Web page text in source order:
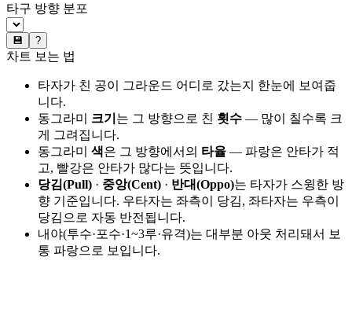
타구 방향 분포
💾 ?
차트 보는 법
타자가 친 공이 그라운드 어디로 갔는지 한눈에 보여줍
니다.
동그라미 크기 는 그 방향으로 친 횟수 — 많이 칠수록 크
게 그려집니다.
동그라미 색은 그 방향에서의 타율 — 파랑은 안타가 적
고, 빨강은 안타가 많다는 뜻입니다.
당김(Pull) · 중앙(Cent) · 반대(Oppo)는 타자가 스윙한 방
향 기준입니다. 우타자는 좌측이 당김, 좌타자는 우측이
당김으로 자동 반전됩니다.
내야(투수·포수·1~3루·유격)는 대부분 아웃 처리돼서 보
통 파랑으로 보입니다.